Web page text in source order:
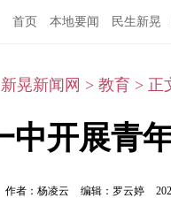
首页 本地要闻 民生新晃
新晃新闻网 > 教育 > 正
中开展青
作者：杨凌云 编辑：罗云婷